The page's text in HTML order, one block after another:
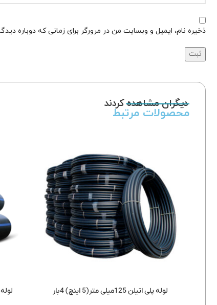
ذخیره نام، ایمیل و وبسایت من در مرورگر برای زمانی که دوباره
دیگران مشاهده کردند
محصولات مرتبط
لوله پلی اتیلن 125میلی متر(5 اینچ) 4بار لوله پلی